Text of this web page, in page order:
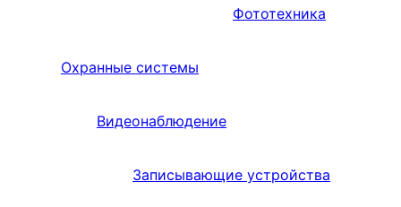
Фототехника
Охранные системы
Видеонаблюдение
Записывающие устройства